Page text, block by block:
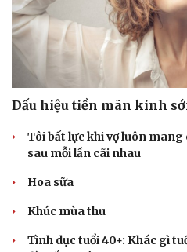
Sản phụ khoa
Nhi khoa
Nam khoa
Làm đẹp - giảm cân
Phòng mạch online
Ăn sạch sống khỏe
Dấu hiệu tiền mãn kinh
Tôi bất lực khi vợ luôn
sau mỗi lần cãi nhau
Hoa sữa
Khúc mùa thu
Tình dục tuổi 40+: Khác gì